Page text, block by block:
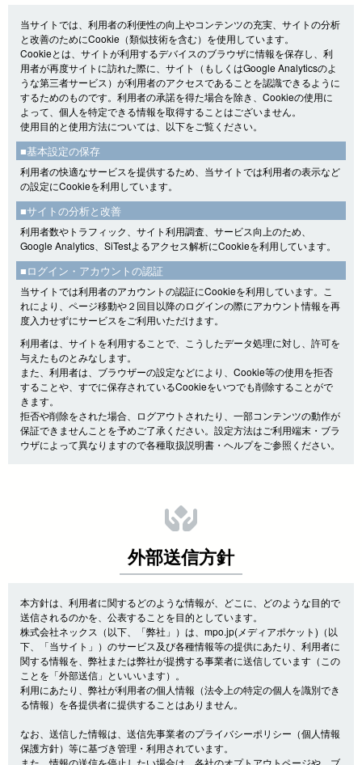
当サイトでは、利用者の利便性の向上やコンテンツの充実、サイトの分析
と改善のためにCookie（類似技術を含む）を使用しています。
Cookieとは、サイトが利用するデバイスのブラウザに情報を保存し、利
用者が再度サイトに訪れた際に、サイト（もしくはGoogle Analyticsのよ
うな第三者サービス）が利用者のアクセスであることを認識できるように
するためのものです。利用者の承諾を得た場合を除き、Cookieの使用に
よって、個人を特定できる情報を取得することはございません。
使用目的と使用方法については、以下をご覧ください。
■基本設定の保存
利用者の快適なサービスを提供するため、当サイトでは利用者の表示など
の設定にCookieを利用しています。
■サイトの分析と改善
利用者数やトラフィック、サイト利用調査、サービス向上のため、
Google Analytics、SiTestよるアクセス解析にCookieを利用しています。
■ログイン・アカウントの認証
当サイトでは利用者のアカウントの認証にCookieを利用しています。こ
れにより、ページ移動や２回目以降のログインの際にアカウント情報を再
度入力せずにサービスをご利用いただけます。
利用者は、サイトを利用することで、こうしたデータ処理に対し、許可を
与えたものとみなします。
また、利用者は、ブラウザーの設定などにより、Cookie等の使用を拒否
することや、すでに保存されているCookieをいつでも削除することがで
きます。
拒否や削除をされた場合、ログアウトされたり、一部コンテンツの動作が
保証できませんことを予めご了承ください。設定方法はご利用端末・ブラ
ウザによって異なりますので各種取扱説明書・ヘルプをご参照ください。
外部送信方針
本方針は、利用者に関するどのような情報が、どこに、どのような目的で
送信されるのかを、公表することを目的としています。
株式会社ネックス（以下、「弊社」）は、mpo.jp(メディアポケット)（以
下、「当サイト」）のサービス及び各種情報等の提供にあたり、利用者に
関する情報を、弊社または弊社が提携する事業者に送信しています（この
ことを「外部送信」といいいます）。
利用にあたり、弊社が利用者の個人情報（法令上の特定の個人を識別でき
る情報）を各提供者に提供することはありません。
なお、送信した情報は、送信先事業者のプライバシーポリシー（個人情報
保護方針）等に基づき管理・利用されています。
また、情報の送信を停止したい場合は、各社のオプトアウトページや、ブ